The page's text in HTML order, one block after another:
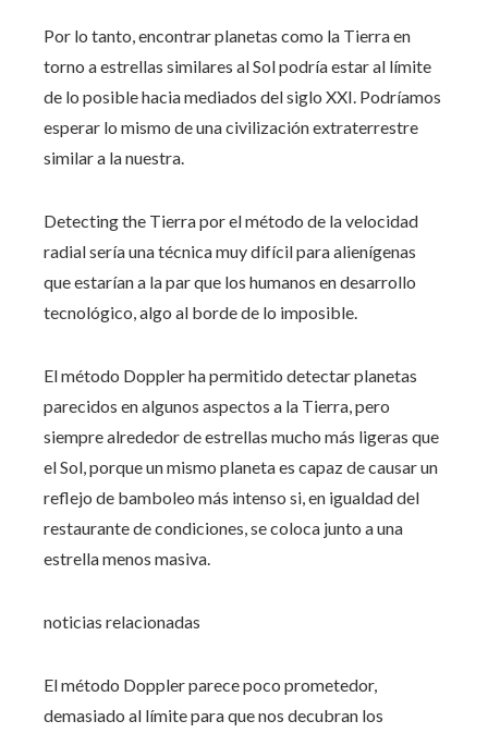
Por lo tanto, encontrar planetas como la Tierra en
torno a estrellas similares al Sol podría estar al límite
de lo posible hacia mediados del siglo XXI. Podríamos
esperar lo mismo de una civilización extraterrestre
similar a la nuestra.
Detecting the Tierra por el método de la velocidad
radial sería una técnica muy difícil para alienígenas
que estarían a la par que los humanos en desarrollo
tecnológico, algo al borde de lo imposible.
El método Doppler ha permitido detectar planetas
parecidos en algunos aspectos a la Tierra, pero
siempre alrededor de estrellas mucho más ligeras que
el Sol, porque un mismo planeta es capaz de causar un
reflejo de bamboleo más intenso si, en igualdad del
restaurante de condiciones, se coloca junto a una
estrella menos masiva.
noticias relacionadas
El método Doppler parece poco prometedor,
demasiado al límite para que nos decubran los